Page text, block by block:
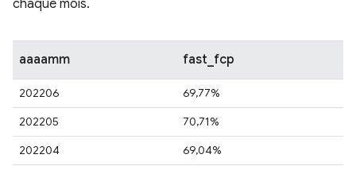
chaque mois.
aaaamm fast_fcp
202206
69,77%
202205
70,71%
202204
69,04%